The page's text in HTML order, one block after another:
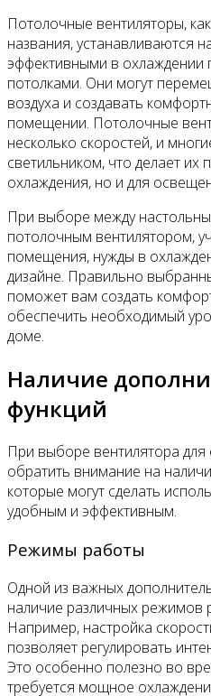
Потолочные вентиляторы,
названия, устанавливаются
эффективными в
потолками. Они могут
воздуха и создавать
помещении. Потолочные
несколько скоростей, и
светильником, что делает их
охлаждения, но и для
При выборе между
потолочным вентилятором,
помещения, нужды в
дизайне. Правильно
поможет вам создать
обеспечить необходимый
доме.
Наличие
функций
При выборе вентилятора для
обратить внимание на
которые могут сделать
удобным и эффективным.
Режимы работы
Одной из важных
наличие различных режимов
Например, настройка
позволяет регулировать
Это особенно полезно во
требуется мощное